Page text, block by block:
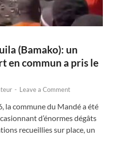
(Bamako): un
en commun a pris le
- Leave a Comment
la commune du Mandé a été
d’énormes dégâts
recueillies sur place, un